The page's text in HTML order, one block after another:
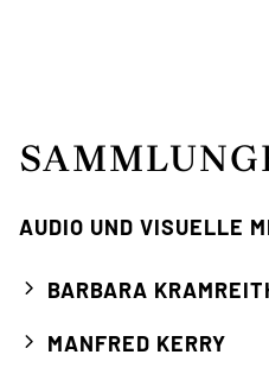
AUDIO UND VISUELLE
BARBARA
MANFRED KERRY